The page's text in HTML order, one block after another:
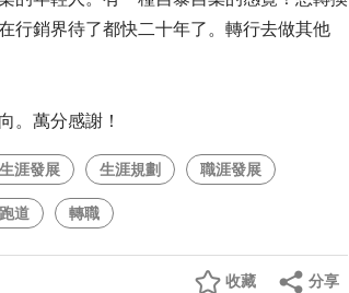
行銷界待了都快二十年了。轉行去做其他
。萬分感謝！
生涯發展 生涯規劃 職涯發展
道 轉職
分享
收藏